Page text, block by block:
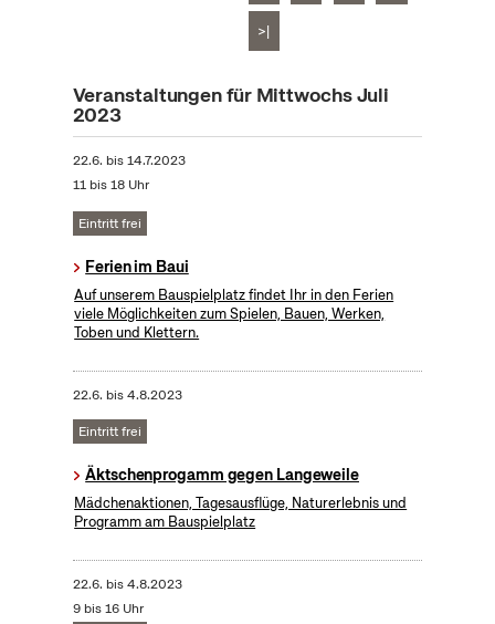
>|
Veranstaltungen für Mittwochs Juli
2023
22.6. bis14.7.2023
11 bis 18 Uhr
Eintritt frei
Ferien im Baui
Auf unserem Bauspielplatz findet Ihr in den Ferien
viele Möglichkeiten zum Spielen, Bauen, Werken,
Toben und Klettern.
22.6. bis4.8.2023
Eintritt frei
Äktschenprogamm gegen Langeweile
Mädchenaktionen, Tagesausflüge, Naturerlebnis und
Programm am Bauspielplatz
22.6. bis4.8.2023
9 bis 16 Uhr